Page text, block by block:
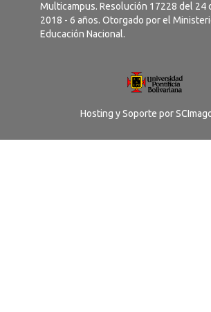
Multicampus. Resolución 17228 del 24
2018 - 6 años. Otorgado por el
Educación Nacional.
Hosting y Soporte por